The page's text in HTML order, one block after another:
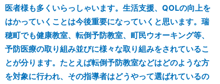
医者様も多くいらっしゃいます。生活支援、QOLの向上を
はかっていくことは今後重要になっていくと思います。瑞
穂町でも健康教室、転倒予防教室、町民ウオーキング等、
予防医療の取り組み並びに様々な取り組みをされているこ
とが分ります。たとえば転倒予防教室などはどのような方
を対象に行われ、その指導者はどうやって選ばれているの